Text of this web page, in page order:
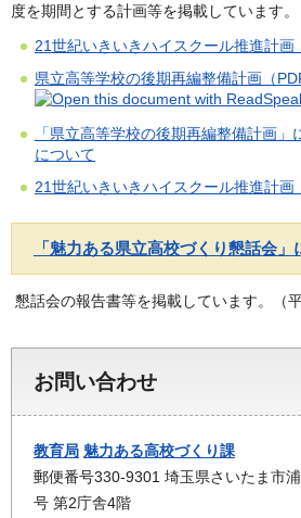
度を期間とする計画等を掲載しています。
21世紀いきいきハイスクール推進計画
県立高等学校の後期再編整備計画（
「県立高等学校の後期再編整備計画」
について
21世紀いきいきハイスクール推進計画
「魅力ある県立高校づくり懇話会」
懇話会の報告書等を掲載しています。（
お問い合わせ
教育局 魅力ある高校づくり課
郵便番号330-9301 埼玉県さいたま市
号 第2庁舎4階